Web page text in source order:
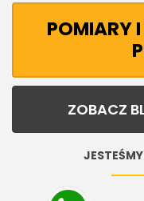
POMIARY
ZOBACZ